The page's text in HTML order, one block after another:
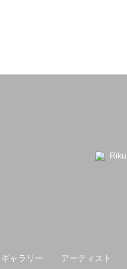
ャラリー アーティスト